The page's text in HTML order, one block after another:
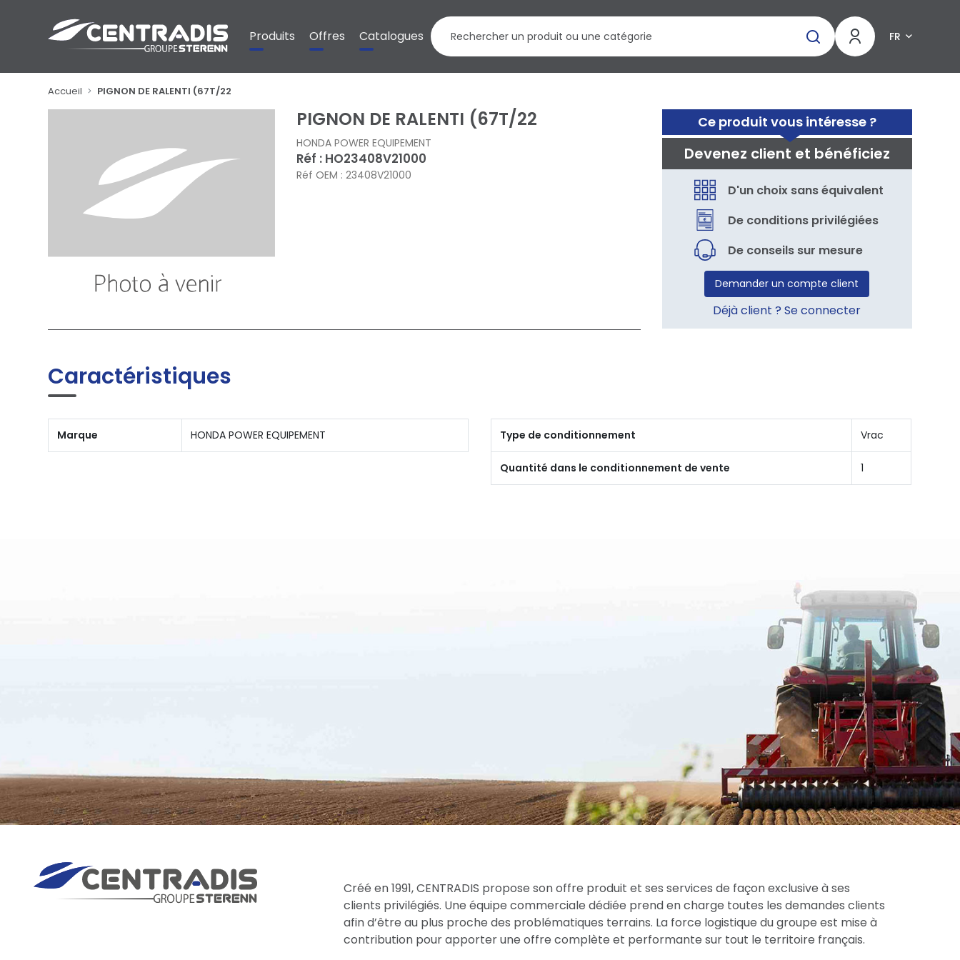
Produits Offres Catalogues FR
Accueil PIGNON DE RALENTI (67T/22
Ce produit vous intéresse ?
Devenez client et bénéficiez
D'un choix sans équivalent
De conditions privilégiées
De conseils sur mesure
Demander un compte client
Déjà client ? Se connecter
PIGNON DE RALENTI (67T/22
HONDA POWER EQUIPEMENT
Réf : HO23408V21000
Réf OEM : 23408V21000
Caractéristiques
Marque HONDA POWER EQUIPEMENT Type de conditionnement Vrac
Quantité dans le conditionnement de vente 1
Créé en 1991, CENTRADIS propose son offre produit et ses services de façon exclusive à ses
clients privilégiés. Une équipe commerciale dédiée prend en charge toutes les demandes clients
afin d’être au plus proche des problématiques terrains. La force logistique du groupe est mise à
contribution pour apporter une offre complète et performante sur tout le territoire français.